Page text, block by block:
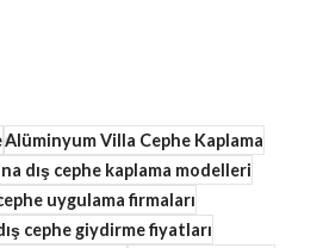
Alüminyum Villa Cephe Kaplama
dış cephe kaplama modelleri
uygulama firmaları
cephe giydirme fiyatları